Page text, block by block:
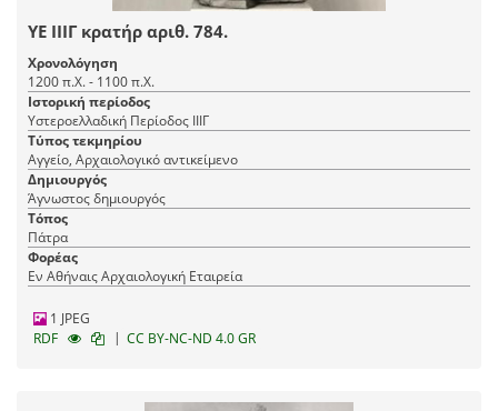
ΥΕ ΙΙΙΓ κρατήρ αριθ. 784.
Χρονολόγηση
1200 π.Χ. - 1100 π.Χ.
Ιστορική περίοδος
Υστεροελλαδική Περίοδος ΙΙΙΓ
Τύπος τεκμηρίου
Αγγείο, Αρχαιολογικό αντικείμενο
Δημιουργός
Άγνωστος δημιουργός
Τόπος
Πάτρα
Φορέας
Εν Αθήναις Αρχαιολογική Εταιρεία
1 JPEG
RDF
| CC BY-NC-ND 4.0 GR